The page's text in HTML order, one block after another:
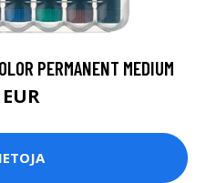
PERMANENT MEDIUM